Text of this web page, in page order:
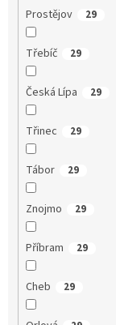
Prostějov 29
Třebíč 29
Česká Lípa 29
Třinec 29
Tábor 29
Znojmo 29
Příbram 29
Cheb 29